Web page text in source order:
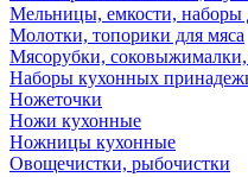
Мельницы, емкости, наборы
Молотки, топорики для мяса
Мясорубки,
Наборы кухонных
Ножеточки
Ножи кухонные
Ножницы кухонные
Овощечистки, рыбочистки